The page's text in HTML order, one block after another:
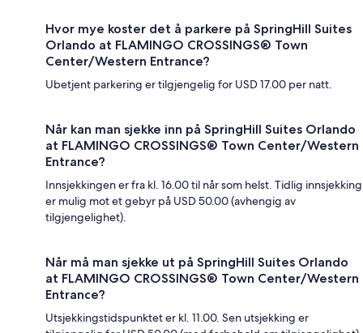
Hvor mye koster det å parkere på SpringHill Suites
Orlando at FLAMINGO CROSSINGS® Town
Center/Western Entrance?
Ubetjent parkering er tilgjengelig for USD 17.00 per natt.
Når kan man sjekke inn på SpringHill Suites Orlando
at FLAMINGO CROSSINGS® Town Center/Western
Entrance?
Innsjekkingen er fra kl. 16.00 til når som helst. Tidlig innsjekking
er mulig mot et gebyr på USD 50.00 (avhengig av
tilgjengelighet).
Når må man sjekke ut på SpringHill Suites Orlando
at FLAMINGO CROSSINGS® Town Center/Western
Entrance?
Utsjekkingstidspunktet er kl. 11.00. Sen utsjekking er